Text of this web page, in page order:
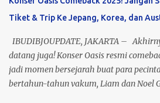
bahwa musik PASTO masih relevan buat
buat kamu yang dulu nge-fans sama
lewat platform digital, ini kesempatan
live di atas panggung! Tiket? Te...
Tiket & Trip Ke Jepang, Korea, dan
IBUDIBJOUPDATE, JAKARTA –
datang juga! Konser Oasis resmi
jadi momen bersejarah buat para
bertahun-tahun vakum, Liam dan Noel